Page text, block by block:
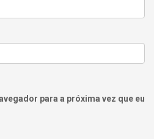
para a próxima vez que eu